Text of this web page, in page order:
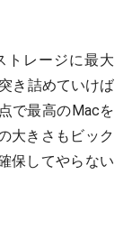
トレージに最大
き詰めていけば
で最高のMacを
大きさもビック
保してやらない